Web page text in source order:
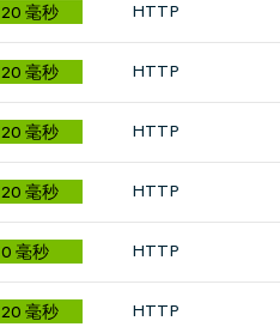
20 毫秒 HTTP
20 毫秒 HTTP
20 毫秒 HTTP
20 毫秒 HTTP
0 毫秒 HTTP
20 毫秒 HTTP